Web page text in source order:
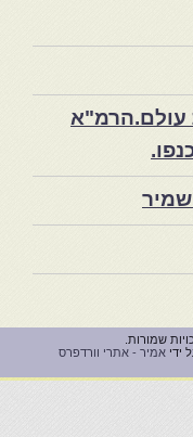
עולם.הרמ"א
ידי אמיר - אתרי וורדפרס